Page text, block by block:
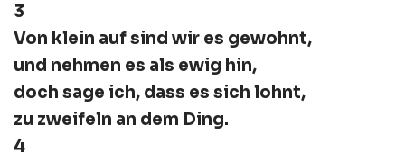
3
Von klein auf sind wir es gewohnt,
und nehmen es als ewig hin,
doch sage ich, dass es sich lohnt,
zu zweifeln an dem Ding.
4